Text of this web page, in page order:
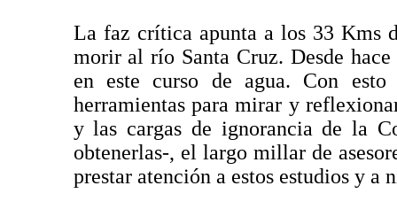
La faz crítica apunta a los 33 Kms
morir al río Santa Cruz. Desde
en este curso de agua. Con
herramientas para mirar y
y las cargas de ignorancia de la
obtenerlas-, el largo millar de
prestar atención a estos estudios y a